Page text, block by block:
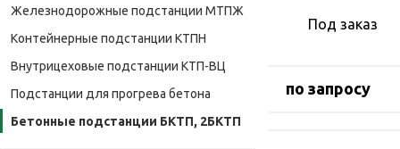
Железнодорожные подстанции МТПЖ
Контейнерные подстанции КТПН
Внутрицеховые подстанции КТП-ВЦ
Подстанции для прогрева бетона
Бетонные подстанции БКТП, 2БКТП
Под заказ
по запросу